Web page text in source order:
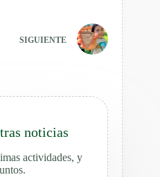
SIGUIENTE
noticias
actividades, y